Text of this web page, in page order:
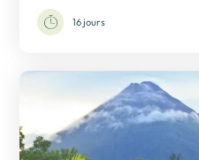
16 jours